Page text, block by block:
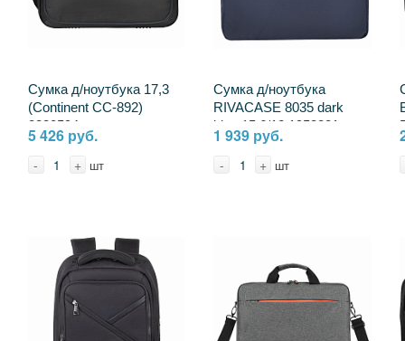
Сумка д/ноутбука 17,3
(Continent CC-892)
2330594
5 426 руб.
- + шт
Сумка д/ноутбука
RIVACASE 8035 dark
blue 15.6/12 1953221
4260403570401
1 939 руб.
- + шт